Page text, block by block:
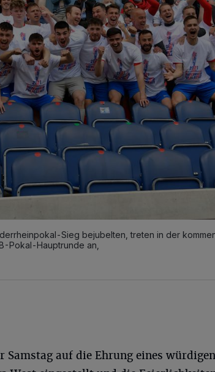
Sieg bejubelten, treten in der
Pokal-Hauptrunde an,
Samstag auf die Ehrung eines